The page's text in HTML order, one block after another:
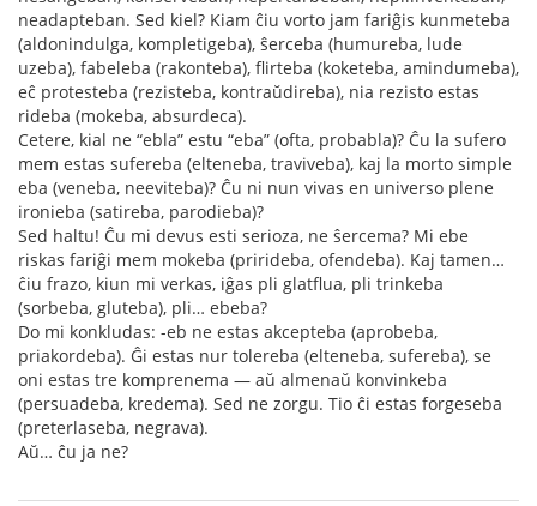
neadapteban. Sed kiel? Kiam ĉiu vorto jam fariĝis kunmeteba
(aldonindulga, kompletigeba), ŝerceba (humureba, lude
uzeba), fabeleba (rakonteba), flirteba (koketeba, amindumeba),
eĉ protesteba (rezisteba, kontraŭdireba), nia rezisto estas
rideba (mokeba, absurdeca).
Cetere, kial ne “ebla” estu “eba” (ofta, probabla)? Ĉu la sufero
mem estas sufereba (elteneba, traviveba), kaj la morto simple
eba (veneba, neeviteba)? Ĉu ni nun vivas en universo plene
ironieba (satireba, parodieba)?
Sed haltu! Ĉu mi devus esti serioza, ne ŝercema? Mi ebe
riskas fariĝi mem mokeba (prirideba, ofendeba). Kaj tamen…
ĉiu frazo, kiun mi verkas, iĝas pli glatflua, pli trinkeba
(sorbeba, gluteba), pli… ebeba?
Do mi konkludas: -eb ne estas akcepteba (aprobeba,
priakordeba). Ĝi estas nur tolereba (elteneba, sufereba), se
oni estas tre komprenema — aŭ almenaŭ konvinkeba
(persuadeba, kredema). Sed ne zorgu. Tio ĉi estas forgeseba
(preterlaseba, negrava).
Aŭ… ĉu ja ne?